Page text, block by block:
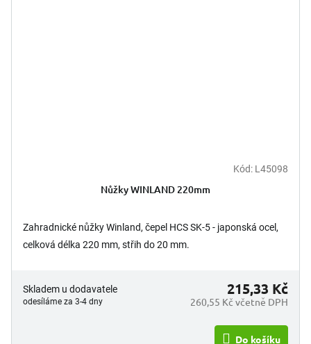
Kód: L45098
Nůžky WINLAND 220mm
Zahradnické nůžky Winland, čepel HCS SK-5 - japonská ocel,
celková délka 220 mm, střih do 20 mm.
Skladem u dodavatele
odesíláme za 3-4 dny 260,55 Kč včetně DPH
215,33 Kč
Do košíku